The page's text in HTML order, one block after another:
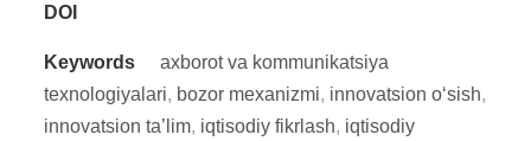
DOI
Keywords
axborot va kommunikatsiya
texnologiyalari, bozor mexanizmi, innovatsion o‘sish,
innovatsion ta’lim, iqtisodiy fikrlash, iqtisodiy